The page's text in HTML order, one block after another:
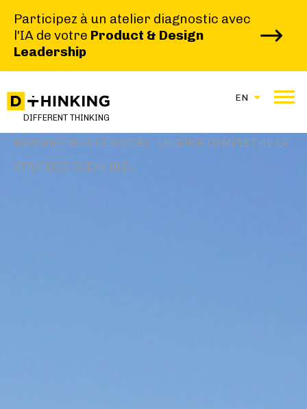
Participez à un atelier diagnostic avec
l'IA de votre Product & Design
Leadership
DIFFERENT THINKING
EN
HOME | BLOG |
NAVIGUER VERS LE SUCCÈS : UN GUIDE COMPLET DE LA
STRATÉGIE OCÉAN BLEU